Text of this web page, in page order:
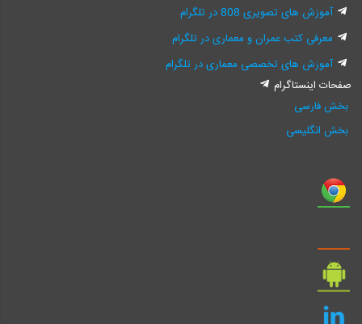
آموزش های تصویری 808 در تلگرام
معرفی کتب عمران و معماری در تلگرام
آموزش های تخصصی معماری در تلگرام
صفحات اینستاگرام
بخش فارسی
بخش انگلیسی